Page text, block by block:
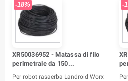
-18%
XR50036952 - Matassa di filo
perimetrale da 150...
Per robot rasaerba Landroid Worx
-